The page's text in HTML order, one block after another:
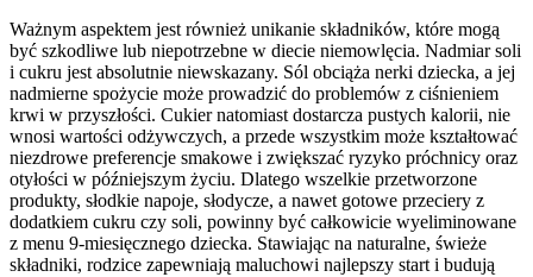
Ważnym aspektem jest również unikanie składników, które mogą
być szkodliwe lub niepotrzebne w diecie niemowlęcia. Nadmiar soli
i cukru jest absolutnie niewskazany. Sól obciąża nerki dziecka, a jej
nadmierne spożycie może prowadzić do problemów z ciśnieniem
krwi w przyszłości. Cukier natomiast dostarcza pustych kalorii, nie
wnosi wartości odżywczych, a przede wszystkim może kształtować
niezdrowe preferencje smakowe i zwiększać ryzyko próchnicy oraz
otyłości w późniejszym życiu. Dlatego wszelkie przetworzone
produkty, słodkie napoje, słodycze, a nawet gotowe przeciery z
dodatkiem cukru czy soli, powinny być całkowicie wyeliminowane
z menu 9-miesięcznego dziecka. Stawiając na naturalne, świeże
składniki, rodzice zapewniają maluchowi najlepszy start i budują